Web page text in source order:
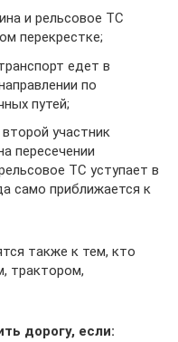
и рельсовое ТС
перекрестке;
едет в
по
путей;
участник
пересечении
ТС уступает в
само приближается к
также к тем, кто
трактором,
дорогу, если: